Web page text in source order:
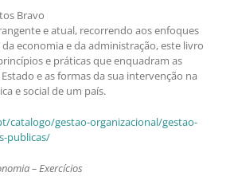
Bravo
e atual, recorrendo aos enfoques
economia e da administração, este livro
e práticas que enquadram as
e as formas da sua intervenção na
e social de um país.
catalogo/gestao-organizacional/gestao-
publicas/
– Exercícios